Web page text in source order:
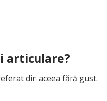
articulare?
din aceea fără gust.